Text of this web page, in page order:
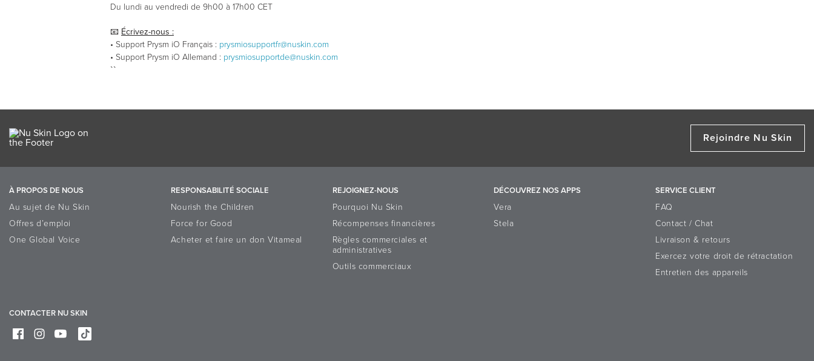
Du lundi au vendredi de 9h00 à 17h00 CET
📧 Écrivez-nous :
• Support Prysm iO Français : prysmiosupportfr@nuskin.com
• Support Prysm iO Allemand : prysmiosupportde@nuskin.com
``
Rejoindre Nu Skin
À PROPOS DE NOUS
Au sujet de Nu Skin
Offres d’emploi
One Global Voice
RESPONSABILITÉ SOCIALE
Nourish the Children
Force for Good
Acheter et faire un don Vitameal
REJOIGNEZ-NOUS
Pourquoi Nu Skin
Récompenses financières
Règles commerciales et
administratives
Outils commerciaux
DÉCOUVREZ NOS APPS
Vera
Stela
SERVICE CLIENT
FAQ
Contact / Chat
Livraison & retours
Exercez votre droit de rétractation
Entretien des appareils
CONTACTER NU SKIN